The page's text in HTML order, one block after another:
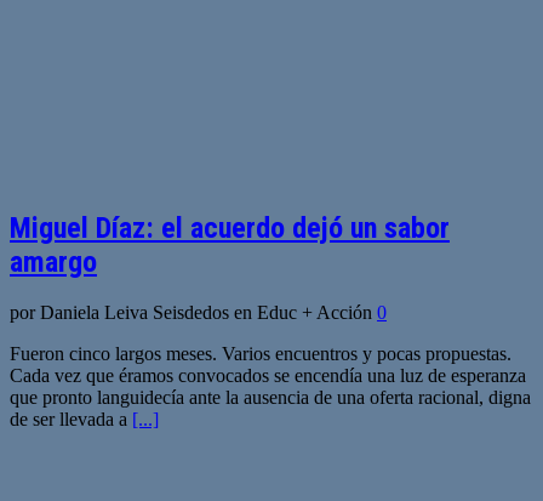
Miguel Díaz: el acuerdo dejó un sabor
amargo
por Daniela Leiva Seisdedos en Educ + Acción 0
Fueron cinco largos meses. Varios encuentros y pocas propuestas.
Cada vez que éramos convocados se encendía una luz de esperanza
que pronto languidecía ante la ausencia de una oferta racional, digna
de ser llevada a [...]